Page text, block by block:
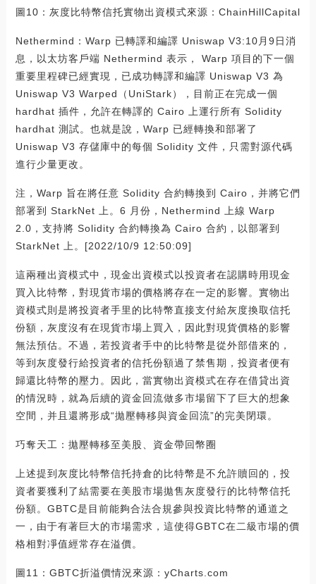
圖10：灰度比特幣信托實物出資模式來源：ChainHillCapital
Nethermind：Warp 已轉譯和編譯 Uniswap V3:10月9日消
息，以太坊客戶端 Nethermind 表示， Warp 項目的下一個
重要里程碑已經實現，已成功轉譯和編譯 Uniswap V3 為
Uniswap V3 Warped（UniStark），目前正在完成一個
hardhat 插件，允許在轉譯的 Cairo 上運行所有 Solidity
hardhat 測試。也就是說，Warp 已經轉換和部署了
Uniswap V3 存儲庫中的每個 Solidity 文件，只需對源代碼
進行少量更改。
注，Warp 旨在將任意 Solidity 合約轉換到 Cairo，并將它們
部署到 StarkNet 上。6 月份，Nethermind 上線 Warp
2.0，支持將 Solidity 合約轉換為 Cairo 合約，以部署到
StarkNet 上。[2022/10/9 12:50:09]
這兩種出資模式中，現金出資模式以投資者在認購時用現金
買入比特幣，對現貨市場的價格將存在一定的影響。實物出
資模式則是將投資者手里的比特幣直接支付給灰度換取信托
份額，灰度沒有在現貨市場上買入，因此對現貨價格的影響
無法預估。不過，若投資者手中的比特幣是從外部借來的，
等到灰度發行給投資者的信托份額過了禁售期，投資者便有
歸還比特幣的壓力。因此，當實物出資模式在存在借貸出資
的情況時，就為后續的資金回流做多市場留下了巨大的想象
空間，并且還將形成“拋壓轉移與資金回流”的完美閉環。
巧奪天工：拋壓轉移至美股、資金帶回幣圈
上述提到灰度比特幣信托持倉的比特幣是不允許贖回的，投
資者要獲利了結需要在美股市場拋售灰度發行的比特幣信托
份額。GBTC是目前能夠合法合規參與投資比特幣的通道之
一，由于有著巨大的市場需求，這使得GBTC在二級市場的價
格相對凈值經常存在溢價。
圖11：GBTC折溢價情況來源：yCharts.com